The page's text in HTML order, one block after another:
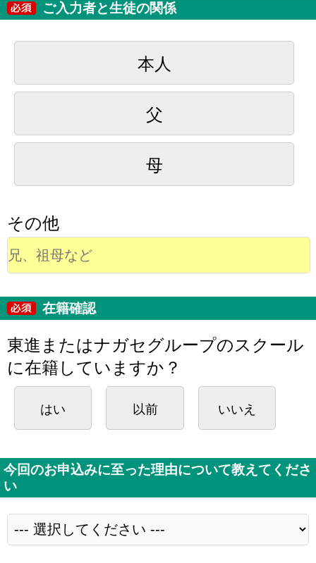
ご入力者と生徒の関係
本人
父
母
その他
在籍確認
東進またはナガセグループのスクール
に在籍していますか？
はい 以前 いいえ
今回のお申込みに至った理由について教えてくださ
い